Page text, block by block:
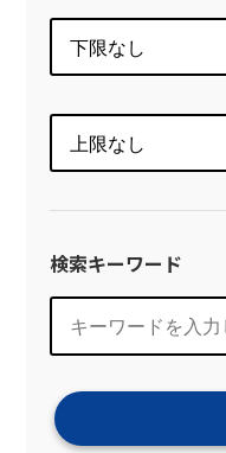
検索キーワード